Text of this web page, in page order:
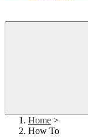
Home >
How To